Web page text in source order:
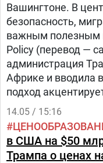
Вашингтоне. В
безопасность,
важным полезным
Policy (перевод —
администрация
Африке и вводила
подход
сотрудничестве,
ресурсов, где США
Китаем.
14.05 / 15:16
в США на $50
Трампа о ценах